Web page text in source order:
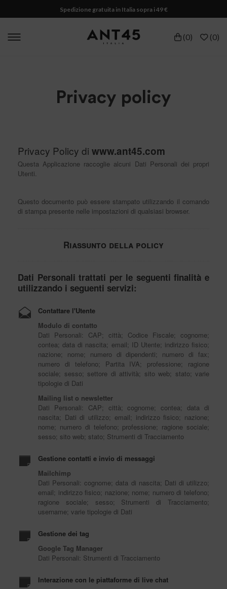
Spedizione gratuita in Italia sopra i 49 €
(0) (0)
Privacy policy
Privacy Policy di www.ant45.com
Questa Applicazione raccoglie alcuni Dati Personali dei propri
Utenti.
Questo documento può essere stampato utilizzando il comando
di stampa presente nelle impostazioni di qualsiasi browser.
Riassunto della policy
Dati Personali trattati per le seguenti finalità e
utilizzando i seguenti servizi:
Contattare l'Utente
Modulo di contatto
Dati Personali: CAP; città; Codice Fiscale; cognome;
contea; data di nascita; email; ID Utente; indirizzo fisico;
nazione; nome; numero di dipendenti; numero di fax;
numero di telefono; Partita IVA; professione; ragione
sociale; sesso; settore di attività; sito web; stato; varie
tipologie di Dati
Mailing list o newsletter
Dati Personali: CAP; città; cognome; contea; data di
nascita; Dati di utilizzo; email; indirizzo fisico; nazione;
nome; numero di telefono; professione; ragione sociale;
sesso; sito web; stato; Strumenti di Tracciamento
Gestione contatti e invio di messaggi
Mailchimp
Dati Personali: cognome; data di nascita; Dati di utilizzo;
email; indirizzo fisico; nazione; nome; numero di telefono;
ragione sociale; sesso; Strumenti di Tracciamento;
username; varie tipologie di Dati
Gestione dei tag
Google Tag Manager
Dati Personali: Strumenti di Tracciamento
Interazione con le piattaforme di live chat